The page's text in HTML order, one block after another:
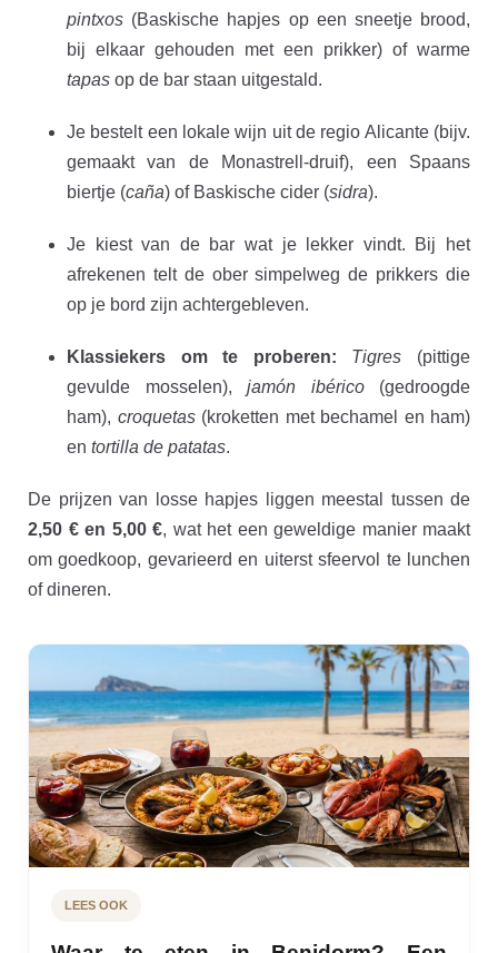
pintxos (Baskische hapjes op een sneetje brood,
bij elkaar gehouden met een prikker) of warme
tapas op de bar staan uitgestald.
Je bestelt een lokale wijn uit de regio Alicante (bijv.
gemaakt van de Monastrell-druif), een Spaans
biertje (caña) of Baskische cider (sidra).
Je kiest van de bar wat je lekker vindt. Bij het
afrekenen telt de ober simpelweg de prikkers die
op je bord zijn achtergebleven.
Klassiekers om te proberen: Tigres (pittige
gevulde mosselen), jamón ibérico(gedroogde
ham), croquetas(kroketten met bechamel en ham)
en tortilla de patatas.
De prijzen van losse hapjes liggen meestal tussen de
2,50 € en 5,00 €, wat het een geweldige manier maakt
om goedkoop, gevarieerd en uiterst sfeervol te lunchen
of dineren.
LEES OOK